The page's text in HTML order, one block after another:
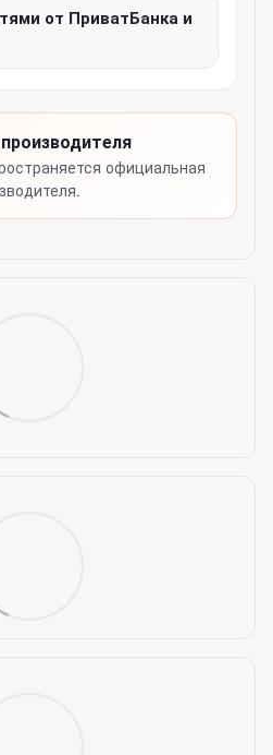
от ПриватБанка и
официальная